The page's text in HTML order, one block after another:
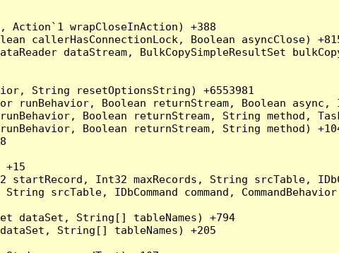
Action`1 wrapCloseInAction) +388
callerHasConnectionLock, Boolean asyncClose)
dataStream, BulkCopySimpleResultSet
String resetOptionsString) +6553981
runBehavior, Boolean returnStream, Boolean
Boolean returnStream, String method,
Boolean returnStream, String method)
+15
Int32 maxRecords, String srcTable,
srcTable, IDbCommand command,
dataSet, String[] tableNames) +794
String[] tableNames) +205